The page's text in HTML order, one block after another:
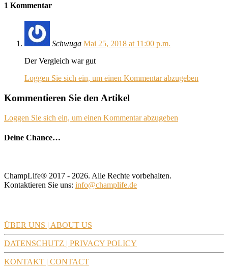
1 Kommentar
Schwuga Mai 25, 2018 at 11:00 p.m.
Der Vergleich war gut
Loggen Sie sich ein, um einen Kommentar abzugeben
Kommentieren Sie den Artikel
Loggen Sie sich ein, um einen Kommentar abzugeben
Deine Chance…
ChampLife® 2017 - 2026. Alle Rechte vorbehalten.
Kontaktieren Sie uns: info@champlife.de
ÜBER UNS | ABOUT US
DATENSCHUTZ | PRIVACY POLICY
KONTAKT | CONTACT